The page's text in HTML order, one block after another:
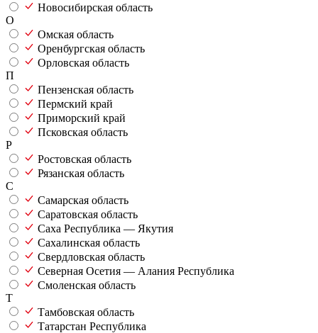
Новосибирская область
О
Омская область
Оренбургская область
Орловская область
П
Пензенская область
Пермский край
Приморский край
Псковская область
Р
Ростовская область
Рязанская область
С
Самарская область
Саратовская область
Саха Республика — Якутия
Сахалинская область
Свердловская область
Северная Осетия — Алания Республика
Смоленская область
Т
Тамбовская область
Татарстан Республика